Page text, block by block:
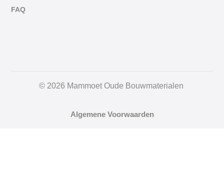
FAQ
© 2026 Mammoet Oude Bouwmaterialen
Algemene Voorwaarden